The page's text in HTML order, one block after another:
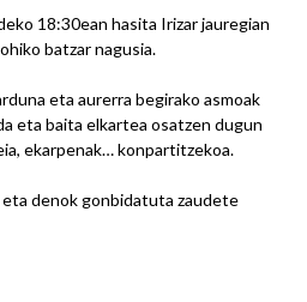
18:30ean hasita Irizar jauregian
batzar nagusia.
eta aurerra begirako asmoak
eta baita elkartea osatzen dugun
ekarpenak… konpartitzekoa.
denok gonbidatuta zaudete